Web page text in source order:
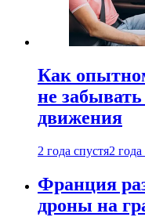
Как
не
движения
2 года спустя2 года
Франция
дроны на